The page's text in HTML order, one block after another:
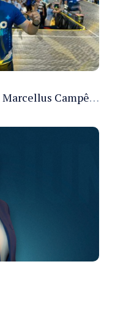
União Progressista confirma Marcellus Campêlo como candidato a deputado estadual